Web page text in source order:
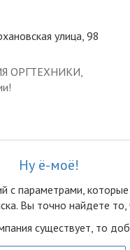
улица, 98
ОРГТЕХНИКИ,
Ну ё-моё!
параметрами,
Вы точно найдете
существует, то